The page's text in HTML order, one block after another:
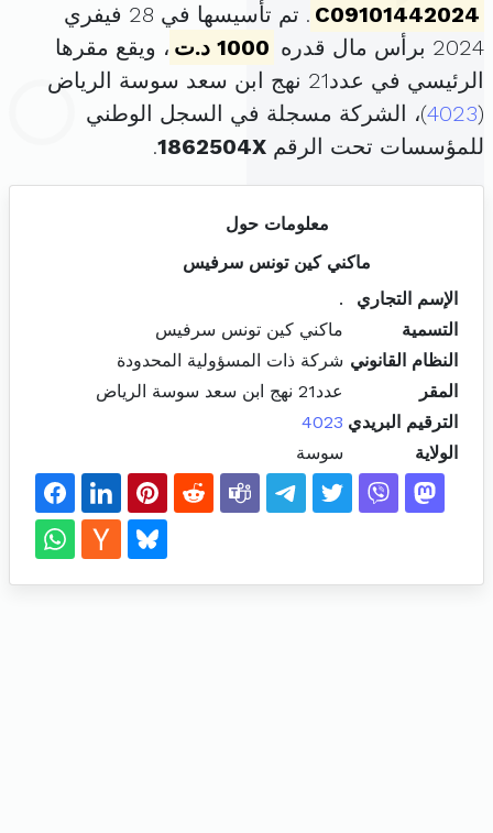
C09101442024
. تم تأسيسها في 28 فيفري
2024 برأس مال قدره
1000 د.ت
، ويقع مقرها
الرئيسي في عدد21 نهج ابن سعد سوسة الرياض
(
4023)، الشركة مسجلة في السجل الوطني
للمؤسسات تحت الرقم 1862504X
.
معلومات حول
ماكني كين تونس سرفيس
الإسم التجاري
.
التسمية
ماكني كين تونس سرفيس
النظام القانوني شركة ذات المسؤولية المحدودة
المقر
عدد21 نهج ابن سعد سوسة الرياض
الترقيم البريدي 4023
الولاية
سوسة